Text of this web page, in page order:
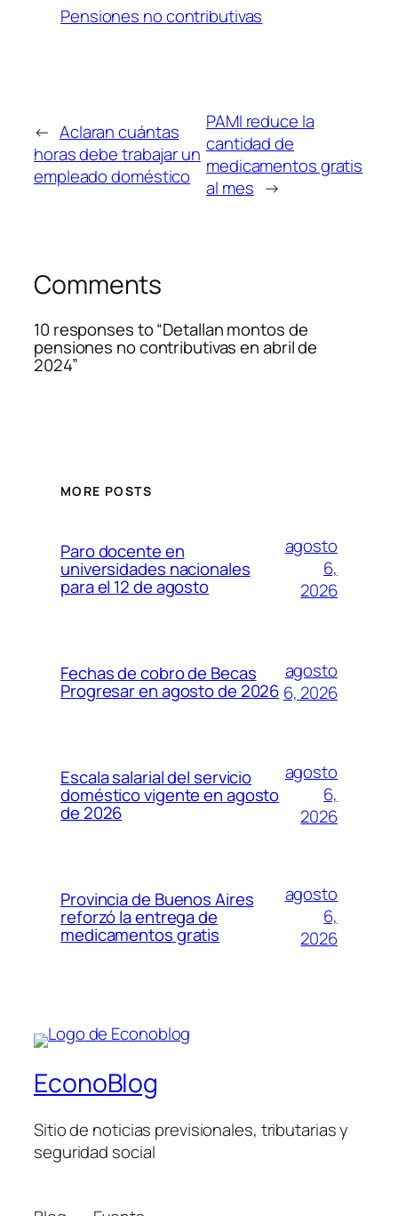
Pensiones no contributivas
← Aclaran cuántas
horas debe trabajar un
empleado doméstico
PAMI reduce la
cantidad de
medicamentos gratis
al mes →
Comments
10 responses to “Detallan montos de
pensiones no contributivas en abril de
2024”
MORE POSTS
Paro docente en
universidades nacionales
para el 12 de agosto
agosto
6,
2026
Fechas de cobro de Becas
Progresar en agosto de 2026
agosto
6, 2026
Escala salarial del servicio
doméstico vigente en agosto
de 2026
agosto
6,
2026
Provincia de Buenos Aires
reforzó la entrega de
medicamentos gratis
agosto
6,
2026
EconoBlog
Sitio de noticias previsionales, tributarias y
seguridad social